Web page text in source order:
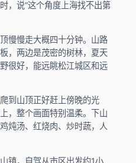
，说“这个角度上海找不出第
慢慢走大概四十分钟。山路
，两边是茂密的树林，夏天
很好，能远眺松江城区和远
到山顶正好赶上傍晚的光
，整个画面特别温柔。下山
炖汤、红烧肉、炒时蔬，人
镇，自驾从市区出发约1小